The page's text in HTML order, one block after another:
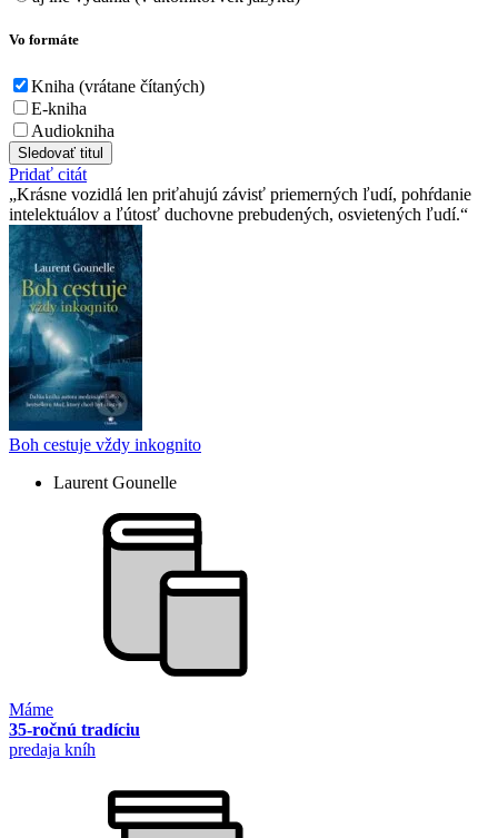
Vo formáte
Kniha (vrátane čítaných)
E-kniha
Audiokniha
Sledovať titul
Pridať citát
Krásne vozidlá len priťahujú závisť priemerných ľudí, pohŕdanie
intelektuálov a ľútosť duchovne prebudených, osvietených ľudí.
Boh cestuje vždy inkognito
Laurent Gounelle
Máme
35-ročnú tradíciu
predaja kníh